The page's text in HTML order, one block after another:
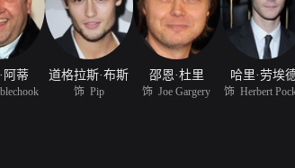
阿蒂 道格拉斯·布斯
饰 Pip
邵恩·杜里
饰 Joe Gargery
哈里·劳埃
饰 Herbert